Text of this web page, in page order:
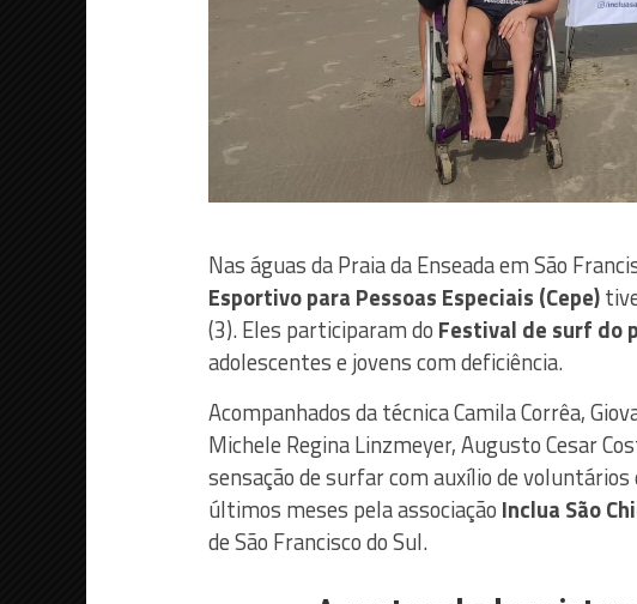
Nas águas da Praia da Enseada em São
Esportivo para Pessoas Especiais (Cepe)
(3). Eles participaram do Festival de surf do
adolescentes e jovens com deficiência.
Acompanhados da técnica Camila Corrêa,
Michele Regina Linzmeyer, Augusto Cesar
sensação de surfar com auxílio de
últimos meses pela associação Inclua São
de São Francisco do Sul.